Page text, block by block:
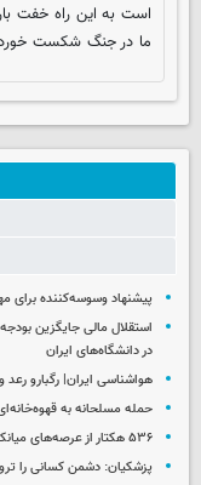
است به این راه خفت
ما در جنگ شکست
پیشنهاد وسوسه‌کننده برای
استقلال مالی جایگزین
در دانشگاه‌های ایران
هواشناسی ایران| رگبارو رعد و برق در ۱۵ استان / هشدار وزش
حمله مسلحانه به قهوه‌خانه‌ای در زاهدان
۵۳۶ هکتار از عرصه‌های میانکاله در آتش سوخت
پزشکیان: دشمن کسانی را